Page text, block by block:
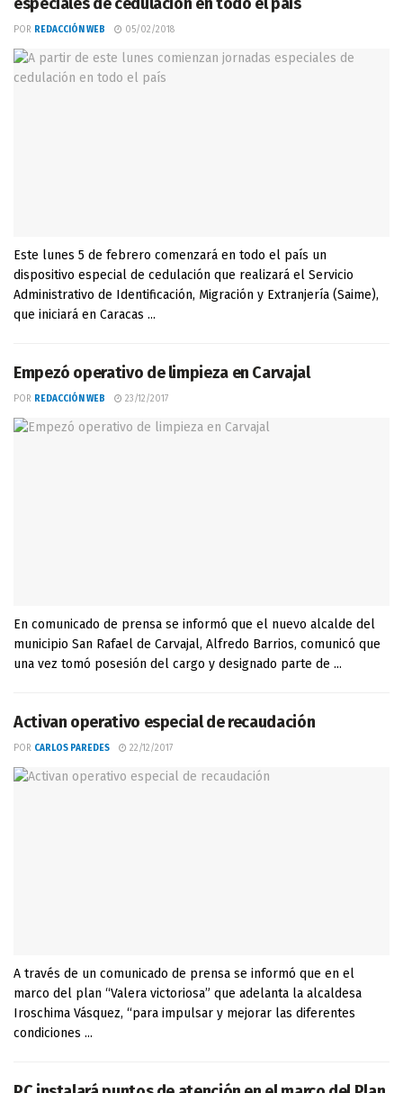
POR REDACCIÓN WEB 05/02/2018
Este lunes 5 de febrero comenzará en todo el país un
dispositivo especial de cedulación que realizará el Servicio
Administrativo de Identificación, Migración y Extranjería (Saime),
que iniciará en Caracas ...
Empezó operativo de limpieza en Carvajal
POR REDACCIÓN WEB 23/12/2017
En comunicado de prensa se informó que el nuevo alcalde del
municipio San Rafael de Carvajal, Alfredo Barrios, comunicó que
una vez tomó posesión del cargo y designado parte de ...
Activan operativo especial de recaudación
POR CARLOS PAREDES 22/12/2017
A través de un comunicado de prensa se informó que en el
marco del plan “Valera victoriosa” que adelanta la alcaldesa
Iroschima Vásquez, “para impulsar y mejorar las diferentes
condiciones ...